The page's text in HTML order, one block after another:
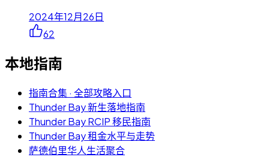
2024年12月26日
62
本地指南
指南合集 · 全部攻略入口
Thunder Bay 新生落地指南
Thunder Bay RCIP 移民指南
Thunder Bay 租金水平与走势
萨德伯里华人生活聚合